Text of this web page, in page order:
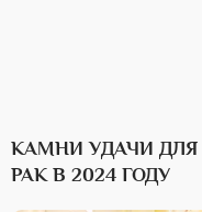
КАМНИ УДАЧИ ДЛЯ
РАК В 2024 ГОДУ